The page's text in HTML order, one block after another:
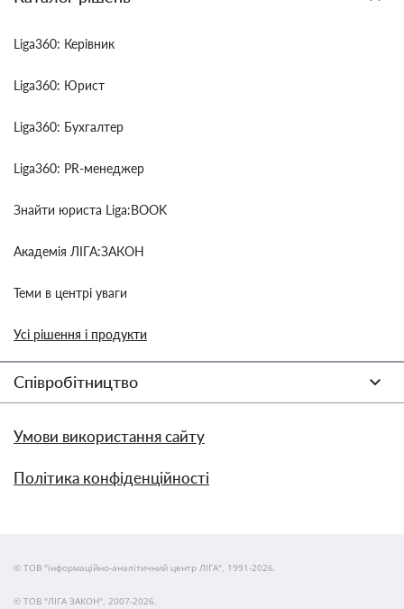
Liga360: Керівник
Liga360: Юрист
Liga360: Бухгалтер
Liga360: PR-менеджер
Знайти юриста Liga:BOOK
Академія ЛІГА:ЗАКОН
Теми в центрі уваги
Усі рішення і продукти
Співробітництво
Умови використання сайту
Політика конфіденційності
© ТОВ "інформаційно-аналітичний центр ЛІГА", 1991-2026.
© ТОВ "ЛІГА ЗАКОН", 2007-2026.